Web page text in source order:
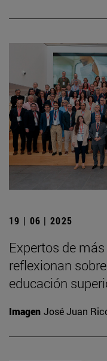
19 | 06 | 2025
Expertos de
reflexionan
educación
Imagen José Juan